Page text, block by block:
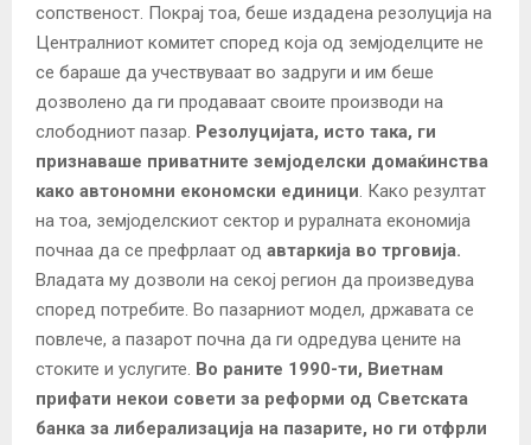
сопственост. Покрај тоа, беше издадена резолуција на
Централниот комитет според која од земјоделците не
се бараше да учествуваат во задруги и им беше
дозволено да ги продаваат своите производи на
слободниот пазар. Резолуцијата, исто така, ги
признаваше приватните земјоделски домаќинства
како автономни економски единици. Како резултат
на тоа, земјоделскиот сектор и руралната економија
почнаа да се префрлаат од автаркија во трговија.
Владата му дозволи на секој регион да произведува
според потребите. Во пазарниот модел, државата се
повлече, а пазарот почна да ги одредува цените на
стоките и услугите. Во раните 1990-ти, Виетнам
прифати некои совети за реформи од Светската
банка за либерализација на пазарите, но ги отфрли